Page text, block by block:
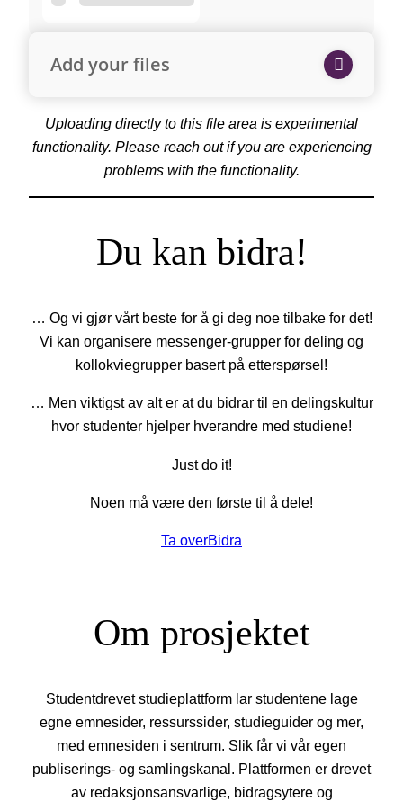
Add your files
Uploading directly to this file area is experimental
functionality. Please reach out if you are experiencing
problems with the functionality.
Du kan bidra!
… Og vi gjør vårt beste for å gi deg noe tilbake for det!
Vi kan organisere messenger-grupper for deling og
kollokviegrupper basert på etterspørsel!
… Men viktigst av alt er at du bidrar til en delingskultur
hvor studenter hjelper hverandre med studiene!
Just do it!
Noen må være den første til å dele!
Ta overBidra
Om prosjektet
Studentdrevet studieplattform lar studentene lage
egne emnesider, ressurssider, studieguider og mer,
med emnesiden i sentrum. Slik får vi vår egen
publiserings- og samlingskanal. Plattformen er drevet
av redaksjonsansvarlige, bidragsytere og